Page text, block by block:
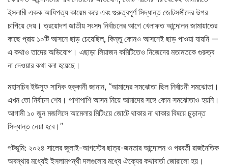
ইসলামী একক আধিপত্য কায়েম করে এবং গুরুত্বপূর্ণ সিদ্ধান্ত জোটসঙ্গীদের উপর
চাপিয়ে দেয়। ত্রয়োদশ জাতীয় সংসদ নির্বাচনের আগে খেলাফত আন্দোলন জামায়াতের
কাছে প্রায় ১০টি আসনে ছাড় চেয়েছিল, কিন্তু কোনও আসনেই ছাড় পাওয়া যায়নি —
এ কথাও তাদের অভিযোগ। এছাড়া লিয়াজন কমিটিতেও নিজেদের মতামতকে গুরুত্ব
না দেওয়ার কথা বলা হয়েছে।
মহাসচিব ইউসুফ সাদিক হক্কানী জানান, ‘‘আমাদের সমঝোতা ছিল নির্বাচনী সমঝোতা।
এখন তো নির্বাচন শেষ। পাশাপাশি আসন নিয়ে আমাদের সঙ্গে কোন সমঝোতাও হয়নি।
আগামী ১০ জুন মজলিসে আমেলার মিটিংয়ে জোটে থাকার না থাকার বিষয়ে চূড়ান্ত
সিদ্ধান্ত নেয়া হবে।’’
পটভূমি: ২০২৪ সালের জুলাই-আগস্টের ছাত্র-জনতার আন্দোলন ও পরবর্তী রাজনৈতিক
অবস্থার মধ্যেই ইসলামপন্থী দলগুলোর মধ্যে ঐক্যের কথাবার্তা জোরালো হয়।